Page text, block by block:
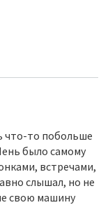
что-то побольше
было самому
встречами,
слышал, но не
свою машину